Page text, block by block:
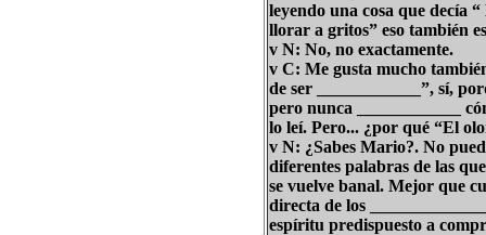
leyendo una cosa que decía
llorar a gritos” eso también
v N: No, no exactamente.
v C: Me gusta mucho
de ser ____________”, sí,
pero nunca ____________
lo leí. Pero... ¿por qué “El
v N: ¿Sabes Mario?. No
diferentes palabras de las
se vuelve banal. Mejor que
directa de los
espíritu predispuesto a